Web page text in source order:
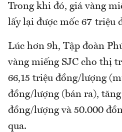
Trong khi đó, giá vàng
lấy lại được mốc 67 triệu
Lúc hơn 9h, Tập đoàn
vàng miếng SJC cho thị
66,15 triệu đồng/lượng
đồng/lượng (bán ra),
đồng/lượng và 50.000
qua.